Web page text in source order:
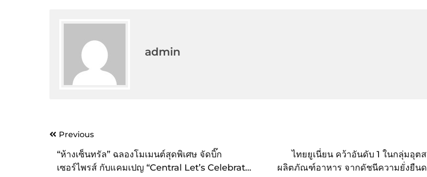
admin
PostPrevious
“ห้างเซ็นทรัล” ฉลองโมเมนต์สุดพิเศษ จัดบิ๊ก
เซอร์ไพรส์ กับแคมเปญ “Central Let’s Celebrate
ไทยยูเนี่ยน คว้าอันดับ 1 ในกลุ่มอุต
ผลิตภัณฑ์อาหาร จากดัชนีความยั่งยืน